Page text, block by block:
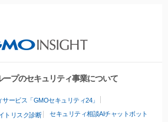
プのセキュリティ事業について
ービス「GMOセキュリティ24」
トリスク診断 セキュリティ相談AIチャットボット